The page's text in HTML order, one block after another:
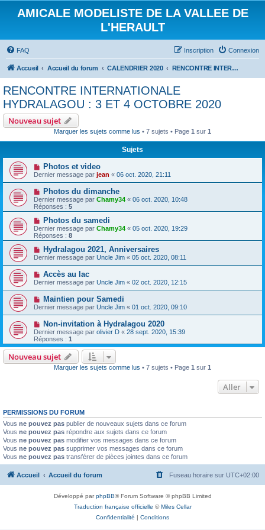
AMICALE MODELISTE DE LA VALLEE DE
L'HERAULT
FAQ Connexion
Inscription
Accueil Accueil du forum CALENDRIER 2020 RENCONTRE INTERNATIONALE HYDRALAGOU : 3 ET 4 OCTOBRE 2020
RENCONTRE INTERNATIONALE
HYDRALAGOU : 3 ET 4 OCTOBRE 2020
Nouveau sujet
Marquer les sujets comme lus • 7 sujets • Page 1 sur 1
Sujets
Photos et video
Dernier message par jean « 06 oct. 2020, 21:11
Photos du dimanche
Dernier message par Chamy34 « 06 oct. 2020, 10:48
Réponses : 5
Photos du samedi
Dernier message par Chamy34 « 05 oct. 2020, 19:29
Réponses : 8
Hydralagou 2021, Anniversaires
Dernier message par Uncle Jim « 05 oct. 2020, 08:11
Accès au lac
Dernier message par Uncle Jim « 02 oct. 2020, 12:15
Maintien pour Samedi
Dernier message par Uncle Jim « 01 oct. 2020, 09:10
Non-invitation à Hydralagou 2020
Dernier message par olivier D « 28 sept. 2020, 15:39
Réponses : 1
Nouveau sujet
Marquer les sujets comme lus • 7 sujets • Page 1 sur 1
Aller
PERMISSIONS DU FORUM
Vous ne pouvez pas publier de nouveaux sujets dans ce forum
Vous ne pouvez pas répondre aux sujets dans ce forum
Vous ne pouvez pas modifier vos messages dans ce forum
Vous ne pouvez pas supprimer vos messages dans ce forum
Vous ne pouvez pas transférer de pièces jointes dans ce forum
Accueil Accueil du forum Fuseau horaire sur UTC+02:00
Développé parphpBB® Forum Software © phpBB Limited
Traduction française officielle ©Miles Cellar
Confidentialité | Conditions